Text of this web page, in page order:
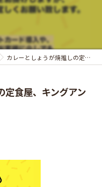
カレーとしょうが焼推しの定食屋、キングアンドジェシーです。
定食屋、キングアン